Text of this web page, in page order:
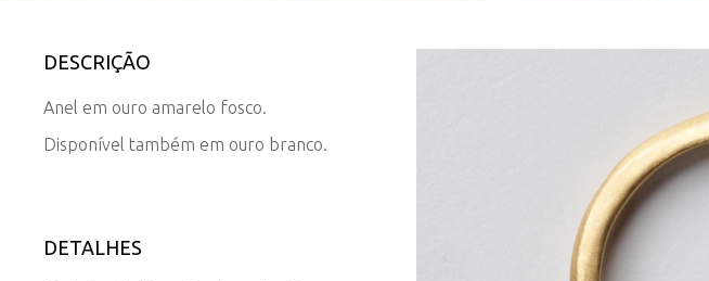
DESCRIÇÃO
Anel em ouro amarelo fosco.
Disponível também em ouro branco.
DETALHES